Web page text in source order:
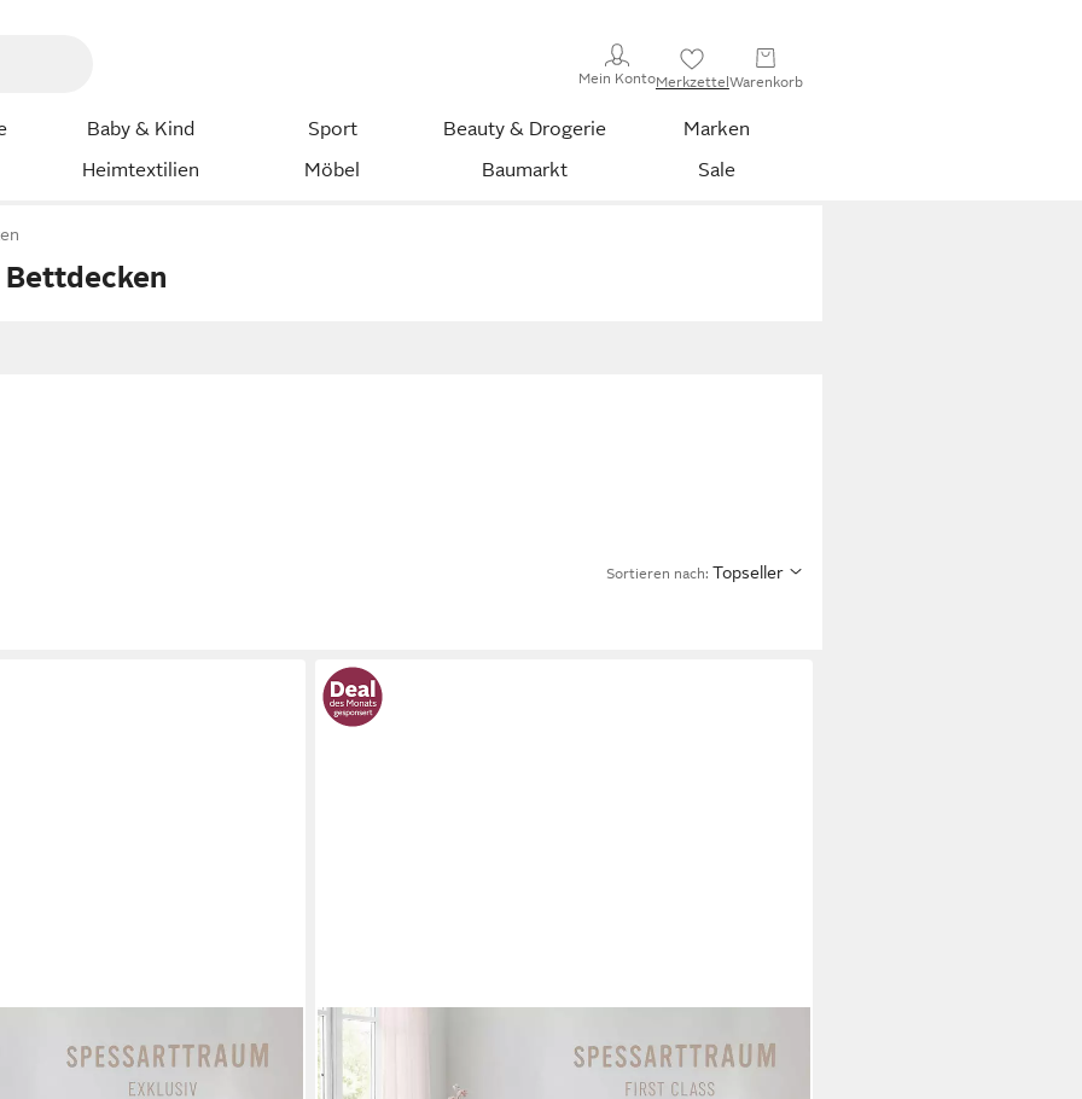
Mein KontoMerkzettelWarenkorb
Baby & Kind Sport Beauty & Drogerie
Marken
Heimtextilien Möbel Baumarkt Sale
Bettdecken
Sortieren nach: Topseller
Bettdecken für Sommer und
100% Daunen, Klasse 1, Downpass
SPESSARTTRAUM
Daunenbettdecke First Class, Füllung: 90% Daunen / 10%
Federn, Klasse 1, Downpass zertifiziert, Bezug: 100%